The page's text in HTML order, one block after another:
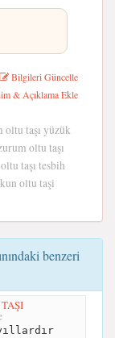
Bilgileri Güncelle
& Açıklama Ekle
oltu taşı yüzük
oltu taşı
taşı tesbih
oltu taşi
benzeri